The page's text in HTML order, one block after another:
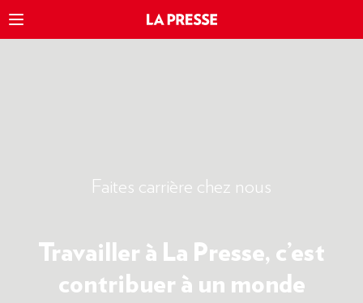
Faites carrière chez nous
Travailler à La Presse, c’est
contribuer à un monde